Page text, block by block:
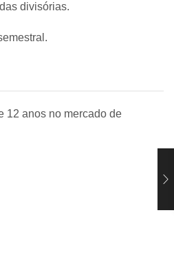
divisórias.
12 anos no mercado de